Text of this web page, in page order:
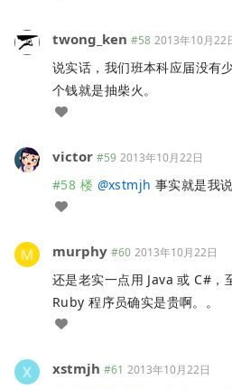
twong_ken #58 2013年10月22
说实话，我们班本科应届没有
个钱就是抽柴火。
victor #59 2013年10月22日
#58 楼 @xstmjh 事实就是我
murphy #60 2013年10月22日
还是老实一点用 Java 或 C#，
Ruby 程序员确实是贵啊。。
xstmjh #61 2013年10月22日